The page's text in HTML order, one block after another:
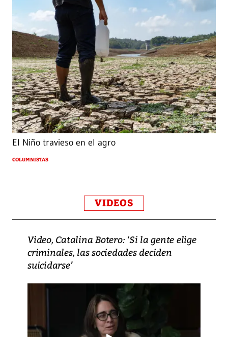
El Niño travieso en el agro
COLUMNISTAS
VIDEOS
Video, Catalina Botero: ‘Si la gente elige
criminales, las sociedades deciden
suicidarse’